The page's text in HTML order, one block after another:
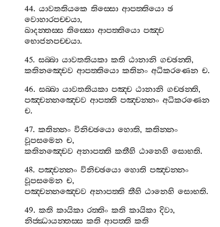
44.යාවතතියකෙ තිස‍්සො ආපත‍්තියො ඡ
වොහාරපච‍්චයා,
ඛාදන‍්තස‍්ස තිස‍්සො ආපත‍්තියො පඤ‍්ච
භොජනපච‍්චයා.
45.සබ‍්බා යාවතතියකා කති ඨානානි ගච‍්ඡන‍්ති,
කතිනඤ‍්චෙව ආපත‍්තියො කතිනං අධිකරණෙන ච.
46.සබ‍්බා යාවතතියකා පඤ‍්ච ඨානානි ගච‍්ඡන‍්ති,
පඤ‍්චන‍්නඤ‍්චෙව ආපත‍්ති පඤ‍්චන‍්නං අධිකරණෙන
ච.
47.කතින‍්නං විනිච‍්ඡයො හොති,කතින‍්නං
වූපසමෙන ච,
කතිනඤ‍්චෙව අනාපත‍්ති කතීහි ඨානෙහි සොභති.
48.පඤ‍්චන‍්නං විනිච‍්ඡයො හොති පඤ‍්චන‍්නං
වූපසමෙන ච,
පඤ‍්චන‍්නඤ‍්චෙව අනාපත‍්ති තීහි ඨානෙහි සොභති.
49.කති කායිකා රත‍්තිං කති කායිකා දිවා,
නිජ‍්ඣායන‍්තස‍්ස කති ආපත‍්ති කති